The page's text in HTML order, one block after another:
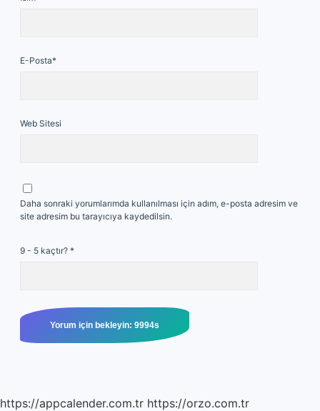
E-Posta*
Web Sitesi
Daha sonraki yorumlarımda kullanılması için adım, e-posta adresim ve
site adresim bu tarayıcıya kaydedilsin.
9 - 5 kaçtır? *
https://appcalender.com.tr https://orzo.com.tr